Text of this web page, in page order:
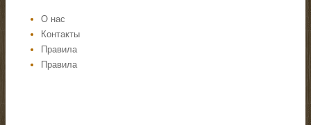
О нас
Контакты
Правила
Правила